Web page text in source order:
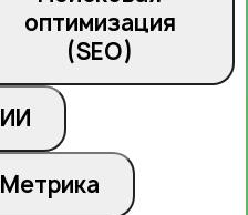
оптимизация
(SEO)
ИИ
Метрика